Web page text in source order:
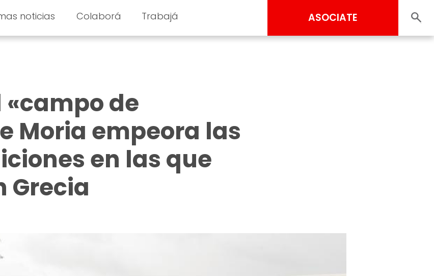
noticias Colaborá Trabajá ASOCIATE
de
Moria empeora las
en las que
Grecia